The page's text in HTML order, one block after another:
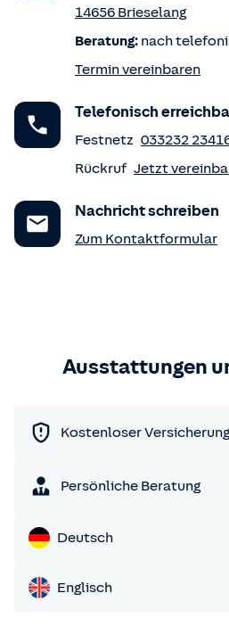
14656 Brieselang
Beratung: nach
Termin vereinbaren
Telefonisch
Festnetz 033232
Rückruf Jetzt
Nachricht schreiben
Zum Kontaktformular
Ausstattungen
Kostenloser
Persönliche Beratung
Deutsch
Englisch